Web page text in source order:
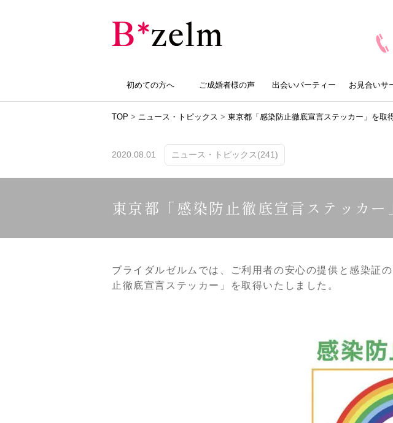
初めての方へ ご成婚者様の声 出会いパーティー お見合いサ
TOP > ニュース・トピックス > 東京都「感染防止徹底宣言ステッカー」を取
2020.08.01 ニュース・トピックス(241)
東京都「感染防止徹底宣言ステッカー
ブライダルゼルムでは、ご利用者の安心の提供と感染証
止徹底宣言ステッカー」を取得いたしました。